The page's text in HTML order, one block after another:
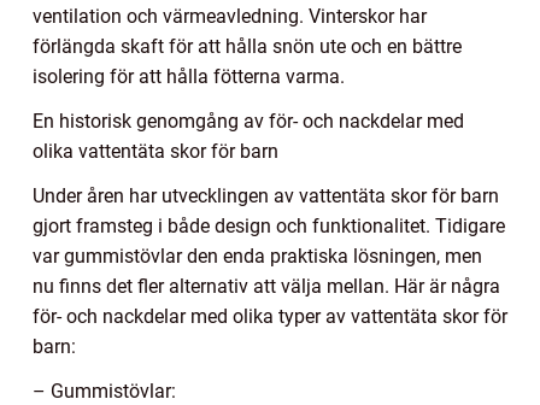
ventilation och värmeavledning. Vinterskor har
förlängda skaft för att hålla snön ute och en bättre
isolering för att hålla fötterna varma.
En historisk genomgång av för- och nackdelar med
olika vattentäta skor för barn
Under åren har utvecklingen av vattentäta skor för barn
gjort framsteg i både design och funktionalitet. Tidigare
var gummistövlar den enda praktiska lösningen, men
nu finns det fler alternativ att välja mellan. Här är några
för- och nackdelar med olika typer av vattentäta skor för
barn:
– Gummistövlar: